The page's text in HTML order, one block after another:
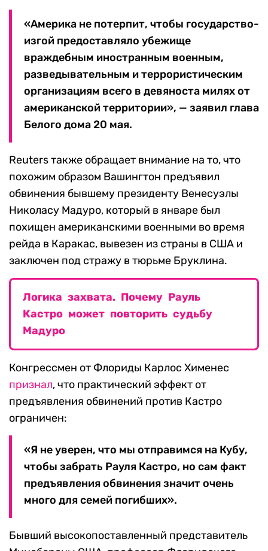
«Америка не потерпит, чтобы государство-
изгой предоставляло убежище
враждебным иностранным военным,
разведывательным и террористическим
организациям всего в девяноста милях от
американской территории», — заявил глава
Белого дома 20 мая.
Reuters также обращает внимание на то, что
похожим образом Вашингтон предъявил
обвинения бывшему президенту Венесуэлы
Николасу Мадуро, который в январе был
похищен американскими военными во время
рейда в Каракас, вывезен из страны в США и
заключен под стражу в тюрьме Бруклина.
Логика захвата. Почему Рауль
Кастро может повторить судьбу
Мадуро
Конгрессмен от Флориды Карлос Хименес
признал, что практический эффект от
предъявления обвинений против Кастро
ограничен:
«Я не уверен, что мы отправимся на Кубу,
чтобы забрать Рауля Кастро, но сам факт
предъявления обвинения значит очень
много для семей погибших».
Бывший высокопоставленный представитель